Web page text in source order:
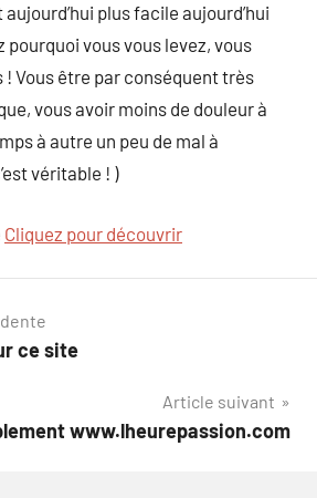
plus facile aujourd’hui
pourquoi vous vous levez, vous
Vous être par conséquent très
vous avoir moins de douleur à
à autre un peu de mal à
véritable ! )
Cliquez pour découvrir
ce site
Article suivant
www.lheurepassion.com